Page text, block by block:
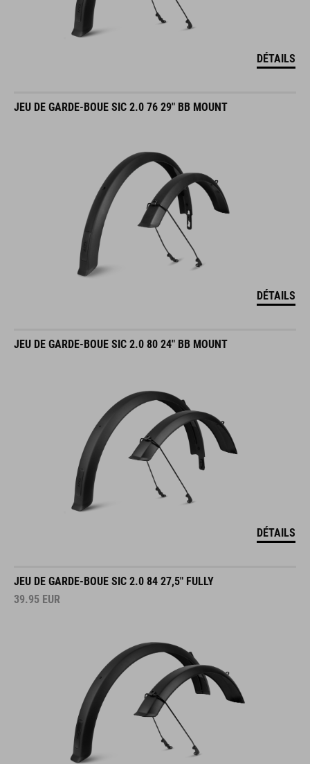
DÉTAILS
JEU DE GARDE-BOUE SIC 2.0 76 29" BB MOUNT
DÉTAILS
JEU DE GARDE-BOUE SIC 2.0 80 24" BB MOUNT
DÉTAILS
JEU DE GARDE-BOUE SIC 2.0 84 27,5" FULLY
39.95 EUR